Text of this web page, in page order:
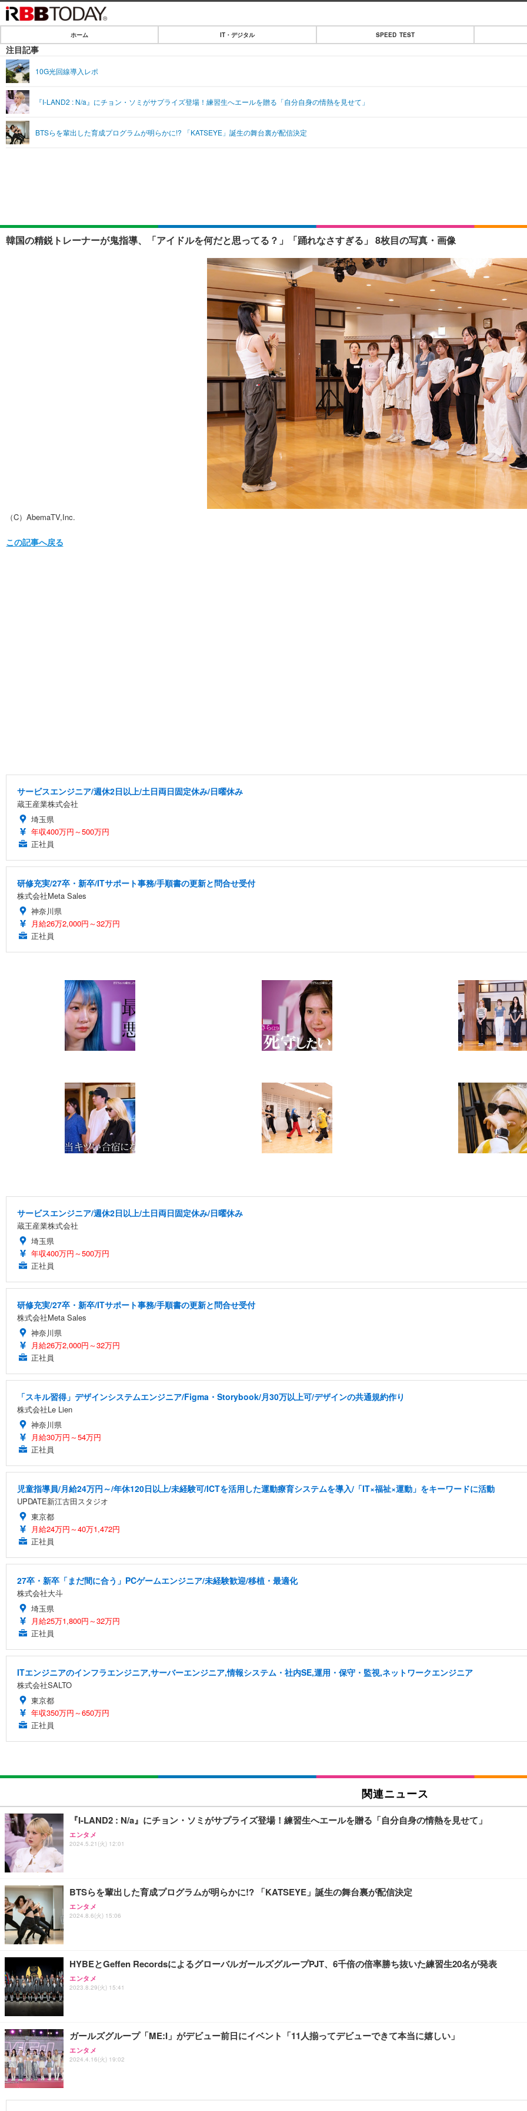
IT・デジタル
ショッピング
SPEED TEST
エンタメ
エンタメTOP
ショッピング
ライフ
ホーム IT・デジタル SPEED TEST
注目記事
10G光回線導入レポ
『I-LAND2 : N/a』にチョン・ソミがサプライズ登場！練習生へエールを贈る「自分自身の情熱を見せて」
BTSらを輩出した育成プログラムが明らかに!? 「KATSEYE」誕生の舞台裏が配信決定
韓国の精鋭トレーナーが鬼指導、「アイドルを何だと思ってる？」「踊れなさすぎる」 8枚目の写真・画像
（C）AbemaTV,Inc.
この記事へ戻る
サービスエンジニア/週休2日以上/土日両日固定休み/日曜休み
蔵王産業株式会社
埼玉県
年収400万円～500万円
正社員
研修充実/27卒・新卒/ITサポート事務/手順書の更新と問合せ受付
株式会社Meta Sales
神奈川県
月給26万2,000円～32万円
正社員
サービスエンジニア/週休2日以上/土日両日固定休み/日曜休み
蔵王産業株式会社
埼玉県
年収400万円～500万円
正社員
研修充実/27卒・新卒/ITサポート事務/手順書の更新と問合せ受付
株式会社Meta Sales
神奈川県
月給26万2,000円～32万円
正社員
「スキル習得」デザインシステムエンジニア/Figma・Storybook/月30万以上可/デザインの共通規約作り
株式会社Le Lien
神奈川県
月給30万円～54万円
正社員
児童指導員/月給24万円～/年休120日以上/未経験可/ICTを活用した運動療育システムを導入/「IT×福祉×運動」をキーワードに活動
UPDATE新江古田スタジオ
東京都
月給24万円～40万1,472円
正社員
27卒・新卒「まだ間に合う」PCゲームエンジニア/未経験歓迎/移植・最適化
株式会社大斗
埼玉県
月給25万1,800円～32万円
正社員
ITエンジニアのインフラエンジニア,サーバーエンジニア,情報システム・社内SE,運用・保守・監視,ネットワークエンジニア
株式会社SALTO
東京都
年収350万円～650万円
正社員
関連ニュース
『I-LAND2 : N/a』にチョン・ソミがサプライズ登場！練習生へエールを贈る「自分自身の情熱を見せて」
エンタメ
2024.5.21(火) 12:01
BTSらを輩出した育成プログラムが明らかに!? 「KATSEYE」誕生の舞台裏が配信決定
エンタメ
2024.8.6(火) 15:06
HYBEとGeffen RecordsによるグローバルガールズグループPJT、6千倍の倍率勝ち抜いた練習生20名が発表
エンタメ
2023.8.29(火) 15:41
ガールズグループ「ME:I」がデビュー前日にイベント「11人揃ってデビューできて本当に嬉しい」
エンタメ
2024.4.16(火) 19:02